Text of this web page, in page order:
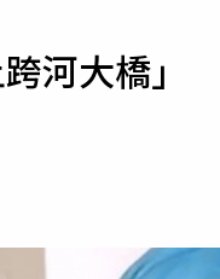
運勢
跨河大橋